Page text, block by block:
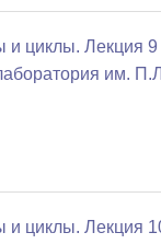
циклы. Лекция 9
им.
и циклы. Лекция